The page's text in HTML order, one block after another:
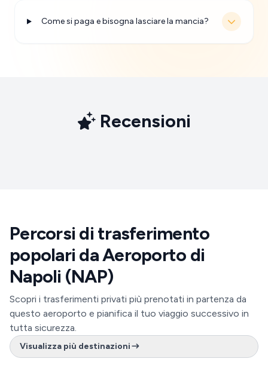
Come si paga e bisogna lasciare la mancia?
Recensioni
Percorsi di trasferimento
popolari da Aeroporto di
Napoli (NAP)
Scopri i trasferimenti privati più prenotati in partenza da
questo aeroporto e pianifica il tuo viaggio successivo in
tutta sicurezza.
Visualizza più destinazioni